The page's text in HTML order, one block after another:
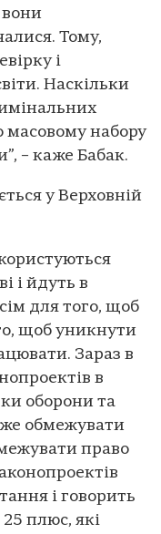
вони
Тому,
і
Наскільки
масовому набору
– каже Бабак.
у Верховній
і йдуть в
для того, щоб
щоб уникнути
Зараз в
в
оборони та
обмежувати
право
і говорить
плюс, які